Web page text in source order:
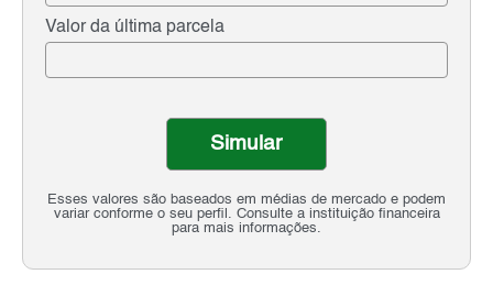
Valor da última parcela
Esses valores são baseados em médias de mercado e podem
variar conforme o seu perfil. Consulte a instituição financeira
para mais informações.
Simular